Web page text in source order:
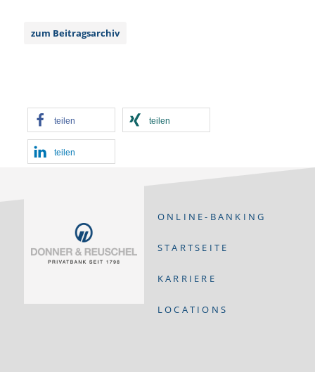
zum Beitragsarchiv
teilen teilen
teilen
ONLINE-BANKING
STARTSEITE
KARRIERE
LOCATIONS